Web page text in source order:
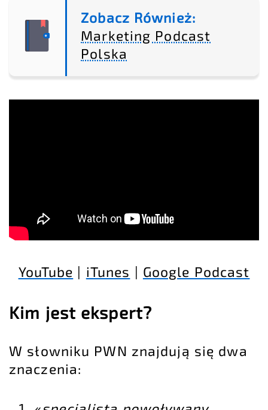
Zobacz Również:
Marketing Podcast
Polska
YouTube | iTunes | Google Podcast
Kim jest ekspert?
W słowniku PWN znajdują się dwa
znaczenia: